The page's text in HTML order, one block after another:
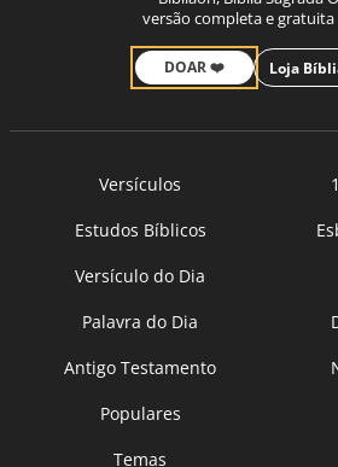
versão completa e gratuita
DOAR ❤️ Loja
Versículos
Estudos Bíblicos
Versículo do Dia
Palavra do Dia
Antigo Testamento
Populares
Temas